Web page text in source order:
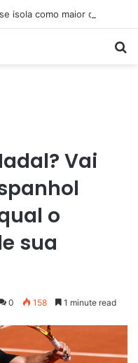
Vai
o
sua
0 158 1 minute read